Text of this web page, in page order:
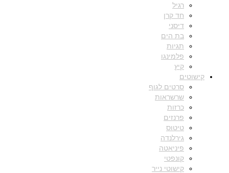
רגיל
חד קרן
דיסני
בת הים
תגיות
פלמינגו
קיץ
קישוטים
סרטים לגוף
שרשראות
כרזות
פרנזים
טיטוס
גירלנדה
פיניאטה
קונפטי
קישוטי נייר